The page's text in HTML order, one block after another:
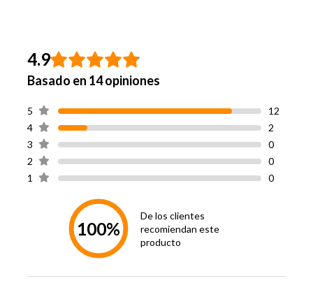
4.9
Basado en 14 opiniones
1 0
2 0
3 0
4 2
5 12
100%
De los clientes
recomiendan este
producto